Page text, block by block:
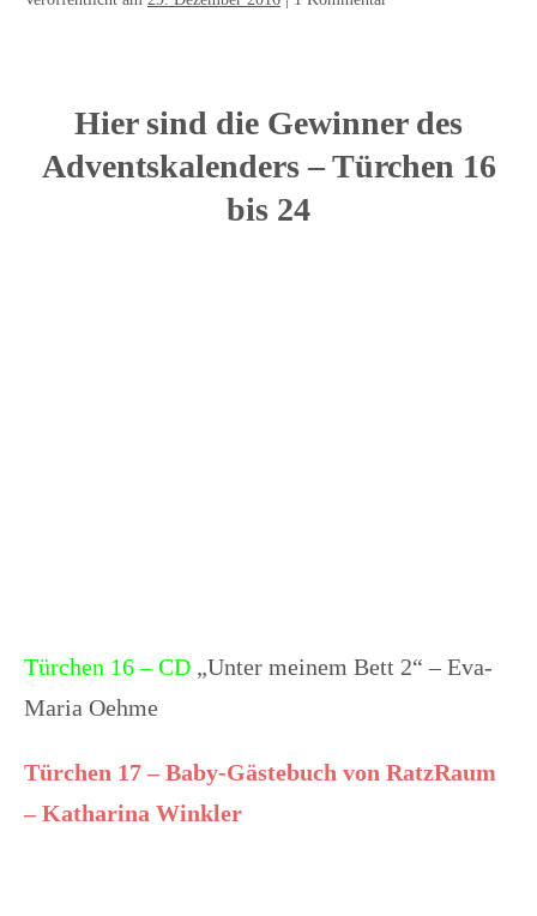
Hier sind die Gewinner des
Adventskalenders – Türchen 16
bis 24
Türchen 16 – CD „Unter meinem Bett 2“ – Eva-
Maria Oehme
Türchen 17 – Baby-Gästebuch von RatzRaum
– Katharina Winkler